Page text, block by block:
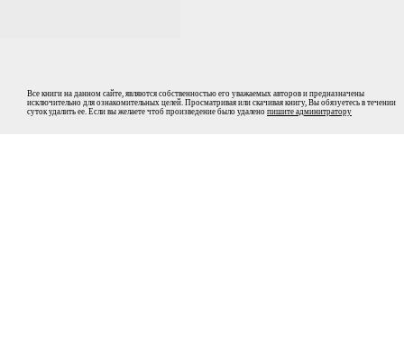
Все книги на данном сайте, являются собственностью его уважаемых авторов и предназначены
исключительно для ознакомительных целей. Просматривая или скачивая книгу, Вы обязуетесь в течении
суток удалить ее. Если вы желаете чтоб произведение было удалено пишите админитратору